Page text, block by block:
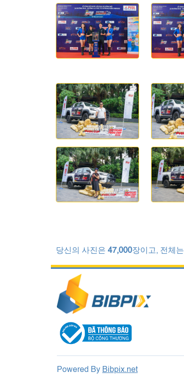
당신의 사진은 47,000장이고, 전체는
Powered By Bibpix.net